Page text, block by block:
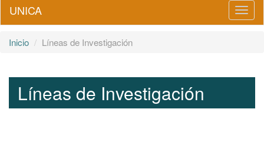
UNICA
Inicio Líneas de Investigación
Líneas de Investigación